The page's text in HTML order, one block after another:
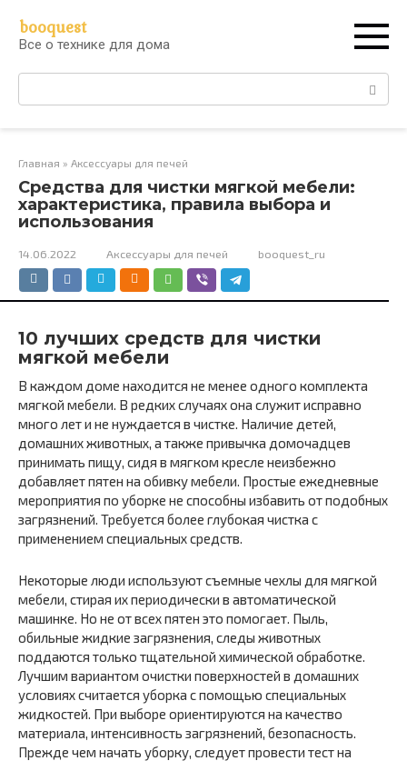
контенту
booquest
Все о технике для дома
Поиск:
Главная » Аксессуары для печей
Средства для чистки мягкой мебели:
характеристика, правила выбора и
использования
14.06.2022 Аксессуары для печей booquest_ru
10 лучших средств для чистки
мягкой мебели
В каждом доме находится не менее одного комплекта
мягкой мебели. В редких случаях она служит исправно
много лет и не нуждается в чистке. Наличие детей,
домашних животных, а также привычка домочадцев
принимать пищу, сидя в мягком кресле неизбежно
добавляет пятен на обивку мебели. Простые ежедневные
мероприятия по уборке не способны избавить от подобных
загрязнений. Требуется более глубокая чистка с
применением специальных средств.
Некоторые люди используют съемные чехлы для мягкой
мебели, стирая их периодически в автоматической
машинке. Но не от всех пятен это помогает. Пыль,
обильные жидкие загрязнения, следы животных
поддаются только тщательной химической обработке.
Лучшим вариантом очистки поверхностей в домашних
условиях считается уборка с помощью специальных
жидкостей. При выборе ориентируются на качество
материала, интенсивность загрязнений, безопасность.
Прежде чем начать уборку, следует провести тест на